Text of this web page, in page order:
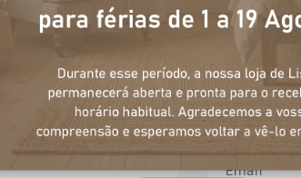
+
e num curto espaço de tempo, temos